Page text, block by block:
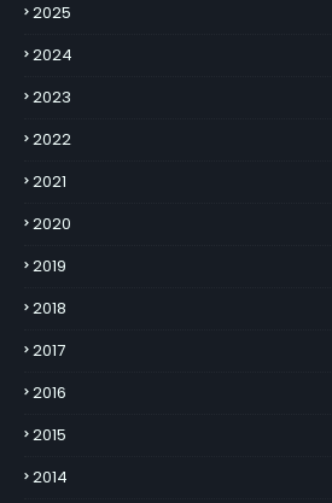
2025
2024
2023
2022
2021
2020
2019
2018
2017
2016
2015
2014